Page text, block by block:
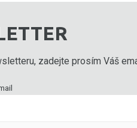
zadejte prosím Váš